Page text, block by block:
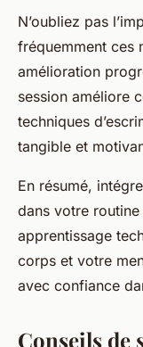
N’oubliez pas
fréquemment ces
amélioration
session améliore
techniques
tangible et
En résumé,
dans votre
apprentissage
corps et votre
avec confiance
Conseils de